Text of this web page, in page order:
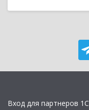
Вход для партнеров 1С